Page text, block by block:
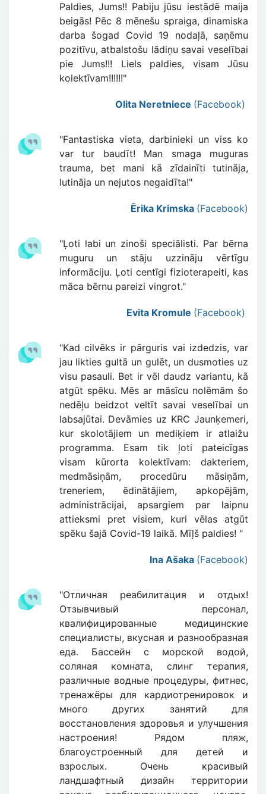
Paldies, Jums!! Pabiju jūsu iestādē maija
beigās! Pēc 8 mēnešu spraiga, dinamiska
darba šogad Covid 19 nodaļā, saņēmu
pozitīvu, atbalstošu lādiņu savai veselībai
pie Jums!!! Liels paldies, visam Jūsu
kolektīvam!!!!!!"
Olita Neretniece (Facebook)
"Fantastiska vieta, darbinieki un viss ko
var tur baudīt! Man smaga muguras
trauma, bet mani kā zīdainīti tutināja,
lutināja un nejutos negaidīta!"
Ērika Krimska (Facebook)
"Ļoti labi un zinoši speciālisti. Par bērna
muguru un stāju uzzināju vērtīgu
informāciju. Ļoti centīgi fizioterapeiti, kas
māca bērnu pareizi vingrot."
Evita Kromule (Facebook)
"Kad cilvēks ir pārguris vai izdedzis, var
jau likties gultā un gulēt, un dusmoties uz
visu pasauli. Bet ir vēl daudz variantu, kā
atgūt spēku. Mēs ar māsīcu nolēmām šo
nedēļu beidzot veltīt savai veselībai un
labsajūtai. Devāmies uz KRC Jaunķemeri,
kur skolotājiem un mediķiem ir atlaižu
programma. Esam tik ļoti pateicīgas
visam kūrorta kolektīvam: dakteriem,
medmāsiņām, procedūru māsiņām,
treneriem, ēdinātājiem, apkopējām,
administrācijai, apsargiem par laipnu
attieksmi pret visiem, kuri vēlas atgūt
spēku šajā Covid-19 laikā. Mīļš paldies! "
Ina Ašaka (Facebook)
"Отличная реабилитация и отдых!
Отзывчивый персонал,
квалифицированные медицинские
специалисты, вкусная и разнообразная
еда. Бассейн с морской водой,
соляная комната, слинг терапия,
различные водные процедуры, фитнес,
тренажёры для кардиотренировок и
много других занятий для
восстановления здоровья и улучшения
настроения! Рядом пляж,
благоустроенный для детей и
взрослых. Очень красивый
ландшафтный дизайн территории